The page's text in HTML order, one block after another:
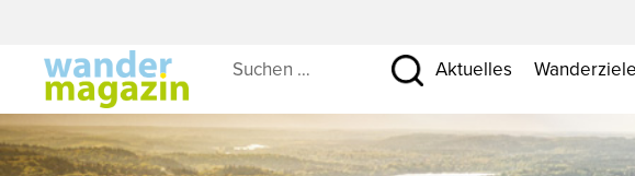
Suchen …
Aktuelles Wanderziele